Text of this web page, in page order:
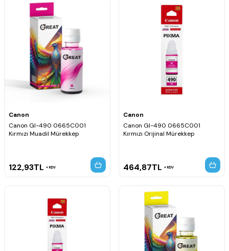
Canon
Canon GI-490 0665C001
Kırmızı Muadil Mürekkep
122,93TL KDV
Canon
Canon GI-490 0665C001
Kırmızı Orijinal Mürekkep
464,87TL KDV